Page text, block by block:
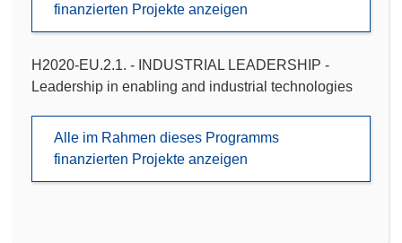
finanzierten Projekte anzeigen
H2020-EU.2.1. - INDUSTRIAL LEADERSHIP -
Leadership in enabling and industrial technologies
Alle im Rahmen dieses Programms
finanzierten Projekte anzeigen